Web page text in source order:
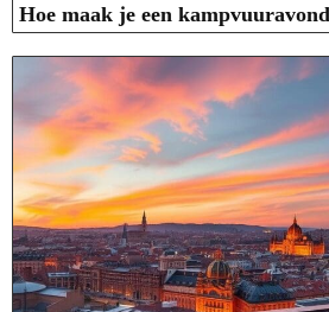
Hoe maak je een